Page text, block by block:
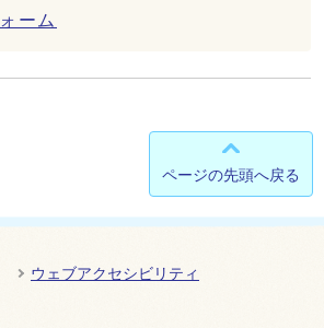
ーム
ページの先頭へ戻る
ウェブアクセシビリティ